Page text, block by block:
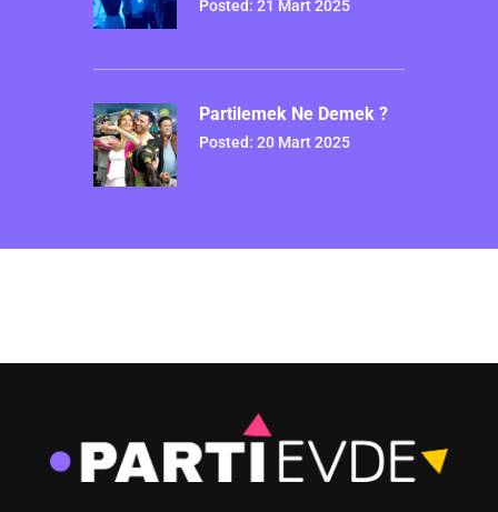
Posted: 21 Mart 2025
Partilemek Ne Demek ?
Posted: 20 Mart 2025